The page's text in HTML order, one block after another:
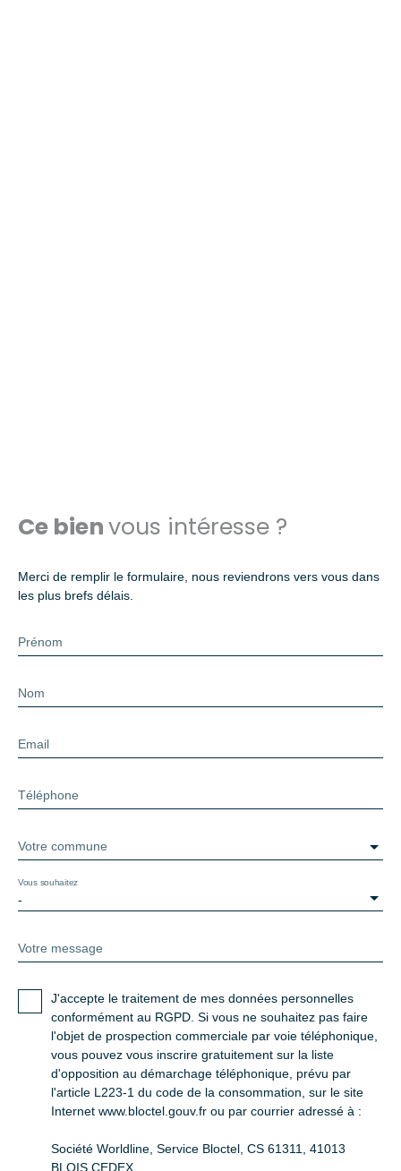
Ce bienvous intéresse ?
Merci de remplir le formulaire, nous reviendrons vers vous dans
les plus brefs délais.
Prénom
Nom
Email
Téléphone
Votre commune
-
Vous souhaitez
Votre message
J'accepte le traitement de mes données personnelles
conformément au RGPD. Si vous ne souhaitez pas faire
l'objet de prospection commerciale par voie téléphonique,
vous pouvez vous inscrire gratuitement sur la liste
d'opposition au démarchage téléphonique, prévu par
l'article L223-1 du code de la consommation, sur le site
Internet www.bloctel.gouv.fr ou par courrier adressé à :
Société Worldline, Service Bloctel, CS 61311, 41013
BLOIS CEDEX.